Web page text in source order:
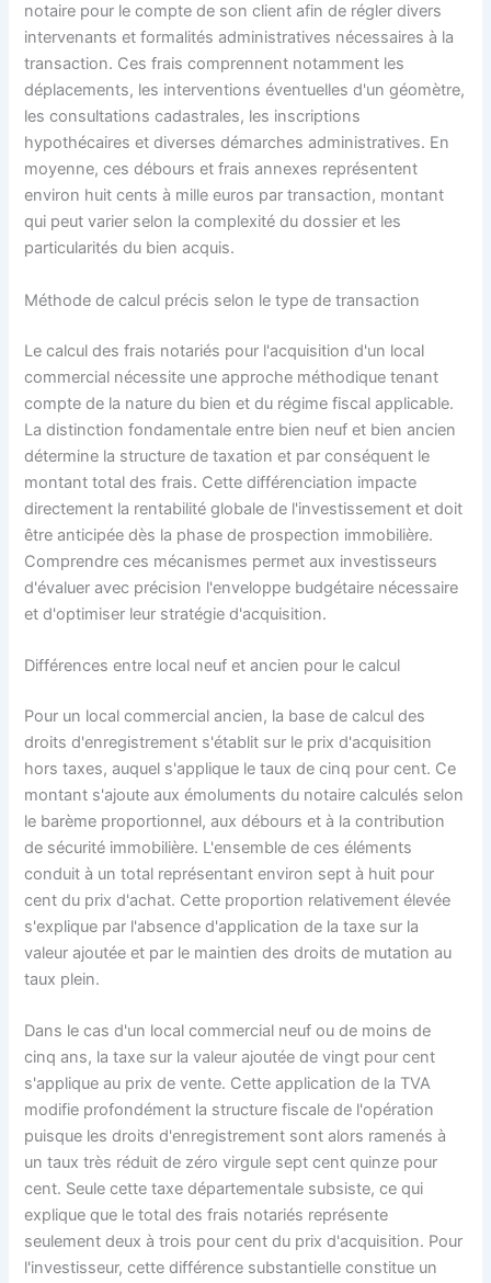
notaire pour le compte de son client afin de régler divers
intervenants et formalités administratives nécessaires à la
transaction. Ces frais comprennent notamment les
déplacements, les interventions éventuelles d'un géomètre,
les consultations cadastrales, les inscriptions
hypothécaires et diverses démarches administratives. En
moyenne, ces débours et frais annexes représentent
environ huit cents à mille euros par transaction, montant
qui peut varier selon la complexité du dossier et les
particularités du bien acquis.
Méthode de calcul précis selon le type de transaction
Le calcul des frais notariés pour l'acquisition d'un local
commercial nécessite une approche méthodique tenant
compte de la nature du bien et du régime fiscal applicable.
La distinction fondamentale entre bien neuf et bien ancien
détermine la structure de taxation et par conséquent le
montant total des frais. Cette différenciation impacte
directement la rentabilité globale de l'investissement et doit
être anticipée dès la phase de prospection immobilière.
Comprendre ces mécanismes permet aux investisseurs
d'évaluer avec précision l'enveloppe budgétaire nécessaire
et d'optimiser leur stratégie d'acquisition.
Différences entre local neuf et ancien pour le calcul
Pour un local commercial ancien, la base de calcul des
droits d'enregistrement s'établit sur le prix d'acquisition
hors taxes, auquel s'applique le taux de cinq pour cent. Ce
montant s'ajoute aux émoluments du notaire calculés selon
le barème proportionnel, aux débours et à la contribution
de sécurité immobilière. L'ensemble de ces éléments
conduit à un total représentant environ sept à huit pour
cent du prix d'achat. Cette proportion relativement élevée
s'explique par l'absence d'application de la taxe sur la
valeur ajoutée et par le maintien des droits de mutation au
taux plein.
Dans le cas d'un local commercial neuf ou de moins de
cinq ans, la taxe sur la valeur ajoutée de vingt pour cent
s'applique au prix de vente. Cette application de la TVA
modifie profondément la structure fiscale de l'opération
puisque les droits d'enregistrement sont alors ramenés à
un taux très réduit de zéro virgule sept cent quinze pour
cent. Seule cette taxe départementale subsiste, ce qui
explique que le total des frais notariés représente
seulement deux à trois pour cent du prix d'acquisition. Pour
l'investisseur, cette différence substantielle constitue un